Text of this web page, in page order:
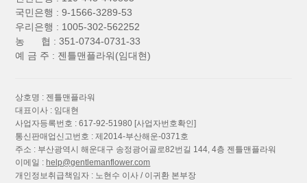
국민은행 : 9-1566-3289-53
우리은행 : 1005-302-562252
농 협 : 351-0734-0731-33
예 금 주 : 젠틀맨플라워(임대현)
상호명 : 젠틀맨플라워
대표이사 : 임대현
사업자등록번호 : 617-92-51980 [사업자번호확인]
통신판매업신고번호 : 제2014-부산해운-0371호
주소 : 부산광역시 해운대구 송정광어골로82번길 144, 4층 젠틀맨플라워
이메일 :help@gentlemanflower.com
개인정보취급책임자 : 노현수 이사 / 이귀환 본부장